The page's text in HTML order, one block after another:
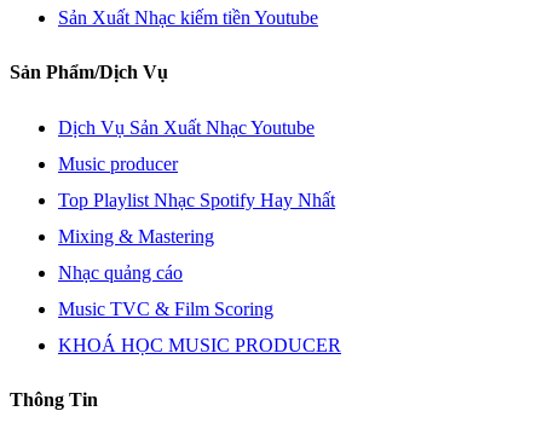
Sản Xuất Nhạc kiếm tiền Youtube
Sản Phẩm/Dịch Vụ
Dịch Vụ Sản Xuất Nhạc Youtube
Music producer
Top Playlist Nhạc Spotify Hay Nhất
Mixing & Mastering
Nhạc quảng cáo
Music TVC & Film Scoring
KHOÁ HỌC MUSIC PRODUCER
Thông Tin